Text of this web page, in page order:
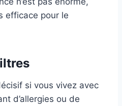
efficace pour le
si vous vivez avec
d’allergies ou de